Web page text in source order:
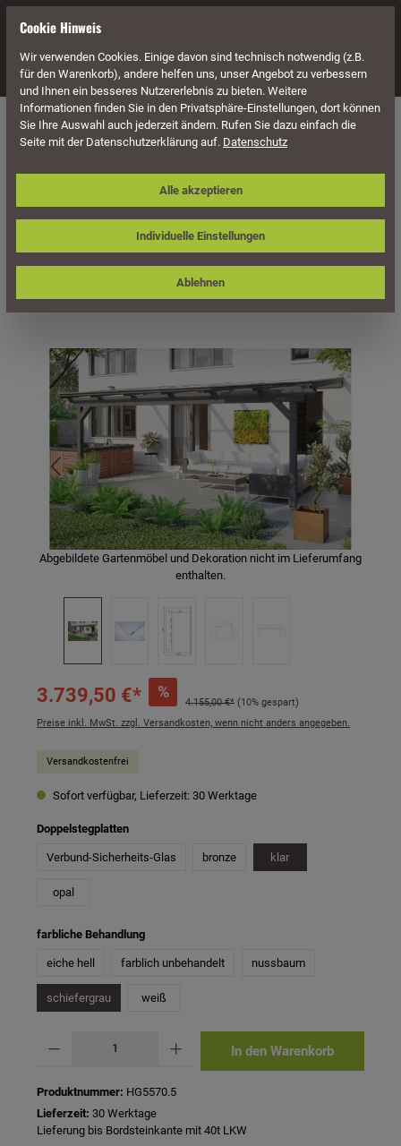
Navigation
Überdachung Terrassenüberdachungen
Skan Holz Terrassenüberdachung
Ancona 648 x 350 cm, Leimholz
Bildergalerie überspringen
Abgebildete Gartenmöbel und Dekoration nicht im Lieferumfang
enthalten.
3.739,50 €* %
4.155,00 €* (10% gespart)
Preise inkl. MwSt. zzgl. Versandkosten, wenn nicht anders angegeben.
Versandkostenfrei
Sofort verfügbar, Lieferzeit: 30 Werktage
Doppelstegplattenauswählen
Verbund-Sicherheits-Glas bronze klar
opal
farbliche Behandlungauswählen
eiche hell farblich unbehandelt nussbaum
schiefergrau weiß
In den Warenkorb
Produktnummer: HG5570.5
Lieferzeit: 30 Werktage
Lieferung bis Bordsteinkante mit 40t LKW
Cookie Hinweis
Wir verwenden Cookies. Einige davon sind technisch notwendig (z.B.
für den Warenkorb), andere helfen uns, unser Angebot zu verbessern
und Ihnen ein besseres Nutzererlebnis zu bieten. Weitere
Informationen finden Sie in den Privatsphäre-Einstellungen, dort können
Sie Ihre Auswahl auch jederzeit ändern. Rufen Sie dazu einfach die
Seite mit der Datenschutzerklärung auf. Datenschutz
Individuelle Einstellungen
Ablehnen
Alle akzeptieren